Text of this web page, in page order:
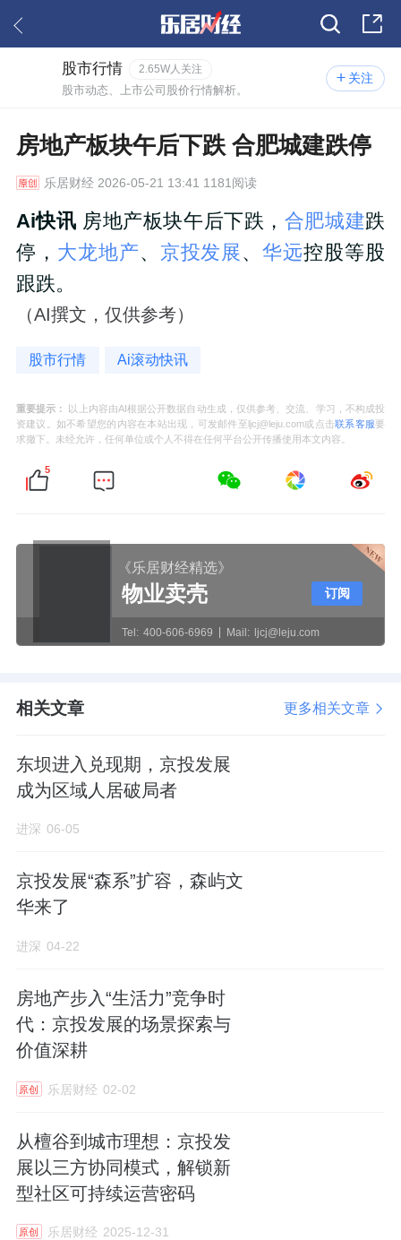
关注
股市行情 2.65W人关注
股市动态、上市公司股价行情解析。
房地产板块午后下跌 合肥城建跌停
乐居财经2026-05-21 13:41 1181阅读
Ai快讯 房地产板块午后下跌， 合肥城建跌
停， 大龙地产、 京投发展、华远控股等股
跟跌。
（AI撰文，仅供参考）
股市行情 Ai滚动快讯
重要提示：
以上内容由AI根据公开数据自动生成，仅供参考、交流、学习，不构成投
资建议。如不希望您的内容在本站出现，可发邮件至ljcj@leju.com或点击联系客服要
求撤下。未经允许，任何单位或个人不得在任何平台公开传播使用本文内容。
5
《乐居财经精选》
物业卖壳
Tel: 400-606-6969 Mail: ljcj@leju.com
订阅
相关文章 更多相关文章
东坝进入兑现期，京投发展
成为区域人居破局者
进深 06-05
京投发展“森系”扩容，森屿文
华来了
进深 04-22
房地产步入“生活力”竞争时
代：京投发展的场景探索与
价值深耕
原创 乐居财经 02-02
从檀谷到城市理想：京投发
展以三方协同模式，解锁新
型社区可持续运营密码
原创 乐居财经 2025-12-31